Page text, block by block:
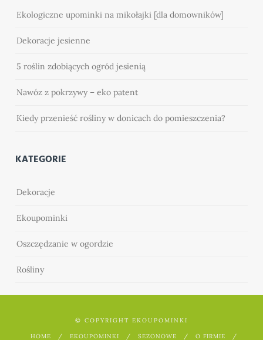
Ekologiczne upominki na mikołajki [dla domowników]
Dekoracje jesienne
5 roślin zdobiących ogród jesienią
Nawóz z pokrzywy – eko patent
Kiedy przenieść rośliny w donicach do pomieszczenia?
KATEGORIE
Dekoracje
Ekoupominki
Oszczędzanie w ogordzie
Rośliny
© COPYRIGHT EKOUPOMINKI
HOME EKOUPOMINKI SEZONOWE
O FIRMIE